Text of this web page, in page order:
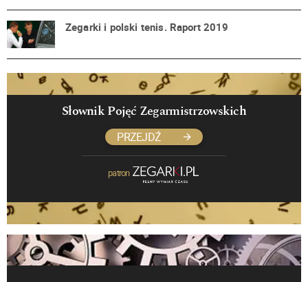
Zegarki i polski tenis. Raport 2019
Słownik Pojęć Zegarmistrzowskich
PRZEJDŹ
patron